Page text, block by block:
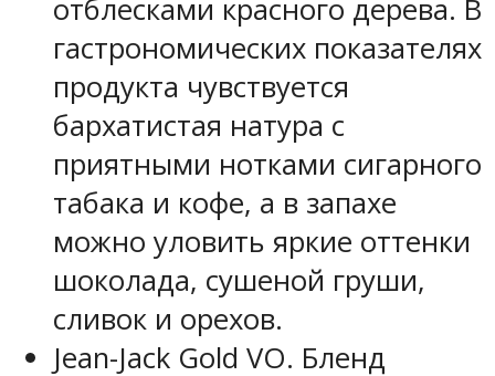
отблесками красного дерева. В
гастрономических показателях
продукта чувствуется
бархатистая натура с
приятными нотками сигарного
табака и кофе, а в запахе
можно уловить яркие оттенки
шоколада, сушеной груши,
сливок и орехов.
Jean-Jack Gold VO. Бленд